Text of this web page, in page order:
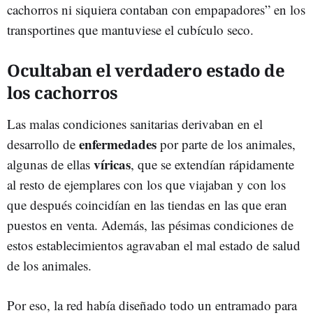
cachorros ni siquiera contaban con empapadores” en los
transportines que mantuviese el cubículo seco.
Ocultaban el verdadero estado de
los cachorros
Las malas condiciones sanitarias derivaban en el
desarrollo de enfermedades por parte de los animales,
algunas de ellas víricas, que se extendían rápidamente
al resto de ejemplares con los que viajaban y con los
que después coincidían en las tiendas en las que eran
puestos en venta. Además, las pésimas condiciones de
estos establecimientos agravaban el mal estado de salud
de los animales.
Por eso, la red había diseñado todo un entramado para